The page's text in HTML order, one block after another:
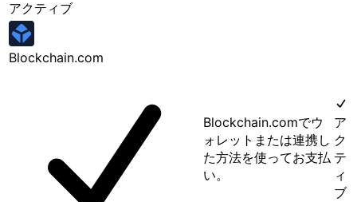
アクティブ
Blockchain.com
Blockchain.comでウ
ォレットまたは連携し
た方法を使ってお支払
い。
ア
ク
テ
ィ
ブ